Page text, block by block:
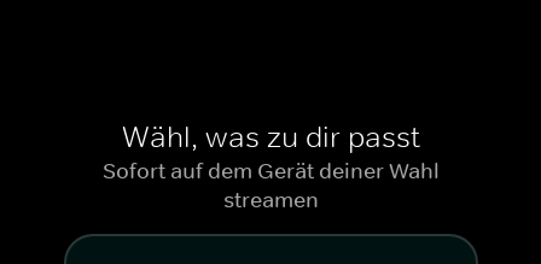
Wähl, was zu dir passt
Sofort auf dem Gerät deiner Wahl
streamen